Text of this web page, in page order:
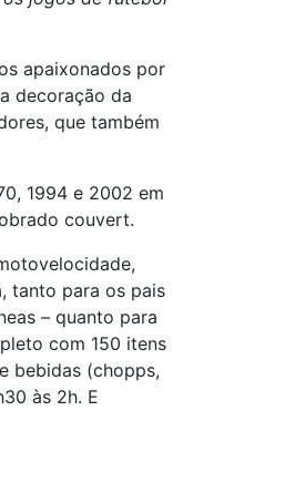
apaixonados por
decoração da
que também
1994 e 2002 em
couvert.
tanto para os pais
– quanto para
com 150 itens
bebidas (chopps,
às 2h. E